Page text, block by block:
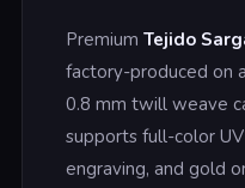
Premium Tejido
factory-produced on
0.8 mm twill weave
supports full-color
engraving, and gold